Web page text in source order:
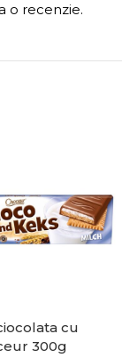
o recenzie.
cu
300g